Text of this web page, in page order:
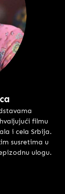
filmu
i cela Srbija.
susretima u
ulogu.